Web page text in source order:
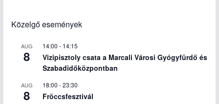
Közelgő események
AUG
8
14:00 - 14:15
Vizipisztoly csata a Marcali Városi Gyógyfürdő és
Szabadidőközpontban
AUG
8
18:00 -23:30
Fröccsfesztivál